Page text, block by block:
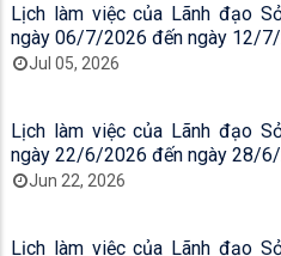
Lịch làm việc của Lãnh đạo
ngày 06/7/2026 đến ngày 12/
Jul 05, 2026
Lịch làm việc của Lãnh đạo
ngày 22/6/2026 đến ngày 28/
Jun 22, 2026
Lịch làm việc của Lãnh đạo